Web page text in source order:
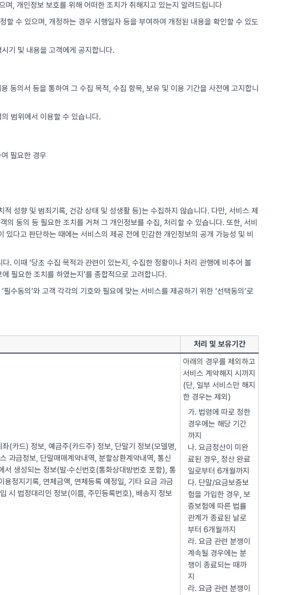
, 개인정보 보호를 위해 어떠한 조치가 취해지고 있는지 알려드립니다
수 있으며, 개정하는 경우 시행일자 등을 부여하여 개정된 내용을 확인할 수 있도
기 및 내용을 고객에게 공지합니다.
동의서 등을 통하여 그 수집 목적, 수집 항목, 보유 및 이용 기간을 사전에 고지합니
범위에서 이용할 수 있습니다.
필요한 경우
성향 및 범죄기록, 건강 상태 및 성생활 등)는 수집하지 않습니다. 다만, 서비스 제
동의 등 필요한 조치를 거쳐 그 개인정보를 수집, 처리할 수 있습니다. 또한, 서비
다고 판단하는 때에는 서비스의 제공 전에 민감한 개인정보의 공개 가능성 및 비
. 이때 ‘당초 수집 목적과 관련이 있는지, 수집한 정황이나 처리 관행에 비추어 볼
필요한 조치를 하였는지’를 종합적으로 고려합니다.
수동의’와 고객 각각의 기호와 필요에 맞는 서비스를 제공하기 위한 ‘선택동의’로
처리 및 보유기간
(카드) 정보, 예금주(카드주) 정보, 단말기 정보(모델명,
과금정보, 단말매매계약내역, 분할상환계약내역, 통신
생성되는 정보(발·수신번호(통화상대방번호 포함), 통
정지기록, 연체금액, 연체등록 예정일, 기타 요금 과금
시 법정대리인 정보(이름, 주민등록번호), 배송지 정보
아래의 경우를 제외하고
서비스 계약해지 시까지
(단, 일부 서비스만 해지
한 경우는 제외)
가. 법령에 따로 정한
경우에는 해당 기간
까지
나. 요금정산이 미완
료된 경우, 정산 완료
일로부터 6개월까지
다. 단말/요금보증보
험을 가입한 경우, 보
증보험에 따른 법률
관계가 종료된 날로
부터 6개월까지
라. 요금 관련 분쟁이
계속될 경우에는 분
쟁이 종료되는 때까
지
라. 요금 관련 분쟁이